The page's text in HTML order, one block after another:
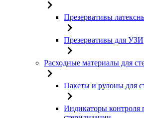
Презервативы
Презервативы для УЗИ
Расходные материалы для
Пакеты и рулоны для
Индикаторы контроля